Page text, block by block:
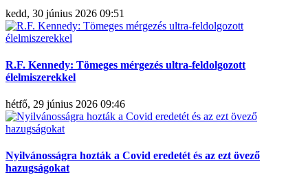
kedd, 30 június 2026 09:51
R.F. Kennedy: Tömeges mérgezés ultra-feldolgozott
élelmiszerekkel
hétfő, 29 június 2026 09:46
Nyilvánosságra hozták a Covid eredetét és az ezt övező
hazugságokat